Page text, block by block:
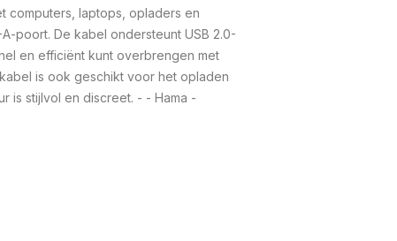
computers, laptops, opladers en
poort. De kabel ondersteunt USB 2.0-
en efficiënt kunt overbrengen met
is ook geschikt voor het opladen
is stijlvol en discreet. - - Hama -